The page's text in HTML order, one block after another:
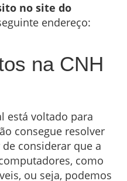
no site do
endereço:
na CNH
está voltado para
consegue resolver
considerar que a
como
ou seja, podemos